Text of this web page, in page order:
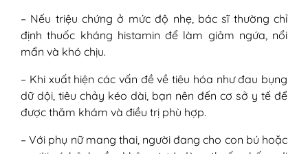
– Nếu triệu chứng ở mức độ nhẹ, bác sĩ thường chỉ
định thuốc kháng histamin để làm giảm ngứa, nổi
mẩn và khó chịu.
– Khi xuất hiện các vấn đề về tiêu hóa như đau bụng
dữ dội, tiêu chảy kéo dài, bạn nên đến cơ sở y tế để
được thăm khám và điều trị phù hợp.
– Với phụ nữ mang thai, người đang cho con bú hoặc